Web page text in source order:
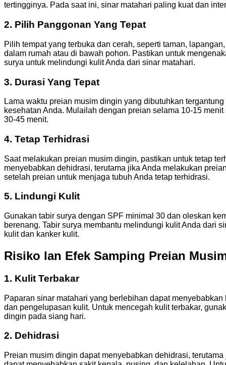
tertingginya. Pada saat ini, sinar matahari paling kuat dan
2. Pilih Panggonan Yang Tepat
Pilih tempat yang terbuka dan cerah, seperti taman,
dalam rumah atau di bawah pohon. Pastikan untuk
surya untuk melindungi kulit Anda dari sinar matahari.
3. Durasi Yang Tepat
Lama waktu preian musim dingin yang dibutuhkan
kesehatan Anda. Mulailah dengan preian selama 10-15
30-45 menit.
4. Tetap Terhidrasi
Saat melakukan preian musim dingin, pastikan untuk tetap
menyebabkan dehidrasi, terutama jika Anda melakukan
setelah preian untuk menjaga tubuh Anda tetap terhidrasi.
5. Lindungi Kulit
Gunakan tabir surya dengan SPF minimal 30 dan oleskan
berenang. Tabir surya membantu melindungi kulit Anda dari
kulit dan kanker kulit.
Risiko lan Efek Samping Preian
1. Kulit Terbakar
Paparan sinar matahari yang berlebihan dapat
dan pengelupasan kulit. Untuk mencegah kulit terbakar,
dingin pada siang hari.
2. Dehidrasi
Preian musim dingin dapat menyebabkan dehidrasi,